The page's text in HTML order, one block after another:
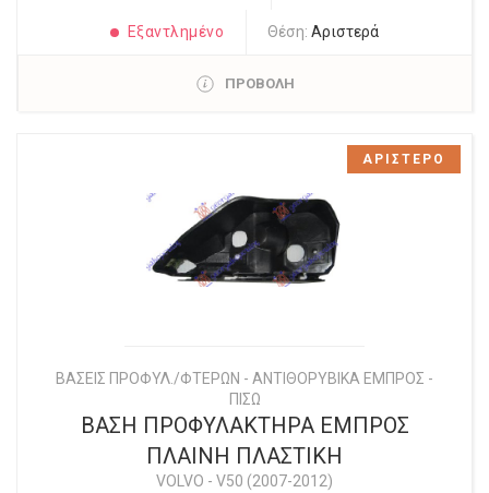
Εξαντλημένο Θέση:Αριστερά
ΠΡΟΒΟΛΗ
ΒΑΣΕΙΣ ΠΡΟΦΥΛ./ΦΤΕΡΩΝ - ΑΝΤΙΘΟΡΥΒΙΚΑ ΕΜΠΡΟΣ -
ΠΙΣΩ
ΒΑΣΗ ΠΡΟΦΥΛΑΚΤΗΡΑ ΕΜΠΡΟΣ
ΠΛΑΙΝΗ ΠΛΑΣΤΙΚΗ
VOLVO - V50 (2007-2012)
ΑΡΙΣΤΕΡΟ